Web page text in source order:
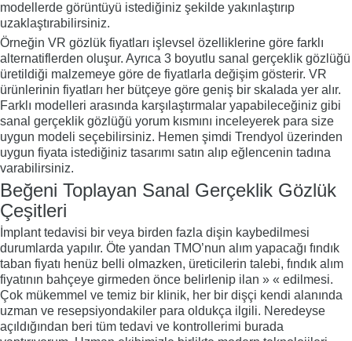
modellerde görüntüyü istediğiniz şekilde yakınlaştırıp
uzaklaştırabilirsiniz.
Örneğin VR gözlük fiyatları işlevsel özelliklerine göre farklı
alternatiflerden oluşur. Ayrıca 3 boyutlu sanal gerçeklik gözlüğü
üretildiği malzemeye göre de fiyatlarla değişim gösterir. VR
ürünlerinin fiyatları her bütçeye göre geniş bir skalada yer alır.
Farklı modelleri arasında karşılaştırmalar yapabileceğiniz gibi
sanal gerçeklik gözlüğü yorum kısmını inceleyerek para size
uygun modeli seçebilirsiniz. Hemen şimdi Trendyol üzerinden
uygun fiyata istediğiniz tasarımı satın alıp eğlencenin tadına
varabilirsiniz.
Beğeni Toplayan Sanal Gerçeklik Gözlük
Çeşitleri
İmplant tedavisi bir veya birden fazla dişin kaybedilmesi
durumlarda yapılır. Öte yandan TMO’nun alım yapacağı fındık
taban fiyatı henüz belli olmazken, üreticilerin talebi, fındık alım
fiyatının bahçeye girmeden önce belirlenip ilan » « edilmesi.
Çok mükemmel ve temiz bir klinik, her bir dişçi kendi alanında
uzman ve resepsiyondakiler para oldukça ilgili. Neredeyse
açıldığından beri tüm tedavi ve kontrollerimi burada